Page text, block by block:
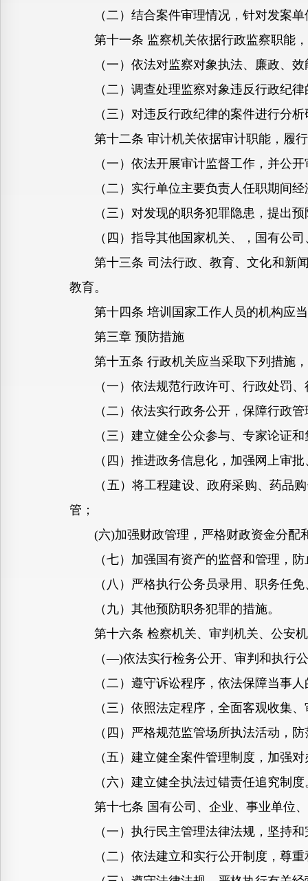
（二）结合案件审理情况，针对发案单
第十一条 监察机关依据行政监察职能，
（一）依法对监察对象执法、廉政、效
（二）调查处理监察对象违反行政纪律
（三）对违反行政纪律的案件进行分析
第十二条 审计机关依据审计职能，履行
（一）依法开展审计监督工作，并公开
（二）实行单位主要负责人任职期间经
（三）对发现的职务犯罪隐患，提出预
（四）指导其他国家机关、，国有公司
第十三条 司法行政、教育、文化和新闻
教育。
第十四条 培训国家工作人员的机构应当
第三章 预防措施
第十五条 行政机关应当采取下列措施，
（一）依法规范行政许可、行政处罚、
（二）依法实行政务公开，保障行政管
（三）建立健全公众参与、专家论证和
（四）推进政务信息化，加强网上审批
（五）将工程建设、政府采购、药品购
管；
(六)加强财政管理，严格财政资金分配
（七）加强国有资产的监督和管理，防
（八）严格执行公务员录用、职务任免
（九）其他预防职务犯罪的措施。
第十六条 检察机关、审判机关、公安机
（—)依法实行检务公开、审判和执行公
（二）遵守诉讼程序，依法保障当事人
（三）依照法定程序，全面客观收集、
（四）严格规范监管场所执法活动，防
（五）建立健全案件管理制度，加强对
（六）建立健全执法过错责任追究制度
第十七条 国有公司、企业、事业单位、
（一）执行民主管理法律法规，坚持和
（二）依法建立和实行公开制度，尊重